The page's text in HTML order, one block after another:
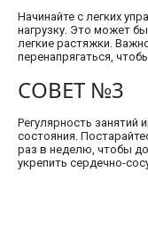
Начинайте с легких
нагрузку. Это может
легкие растяжки.
перенапрягаться,
СОВЕТ №3
Регулярность занятий
состояния.
раз в неделю, чтобы
укрепить сердечно-